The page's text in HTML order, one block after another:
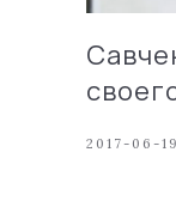
2017-06-19